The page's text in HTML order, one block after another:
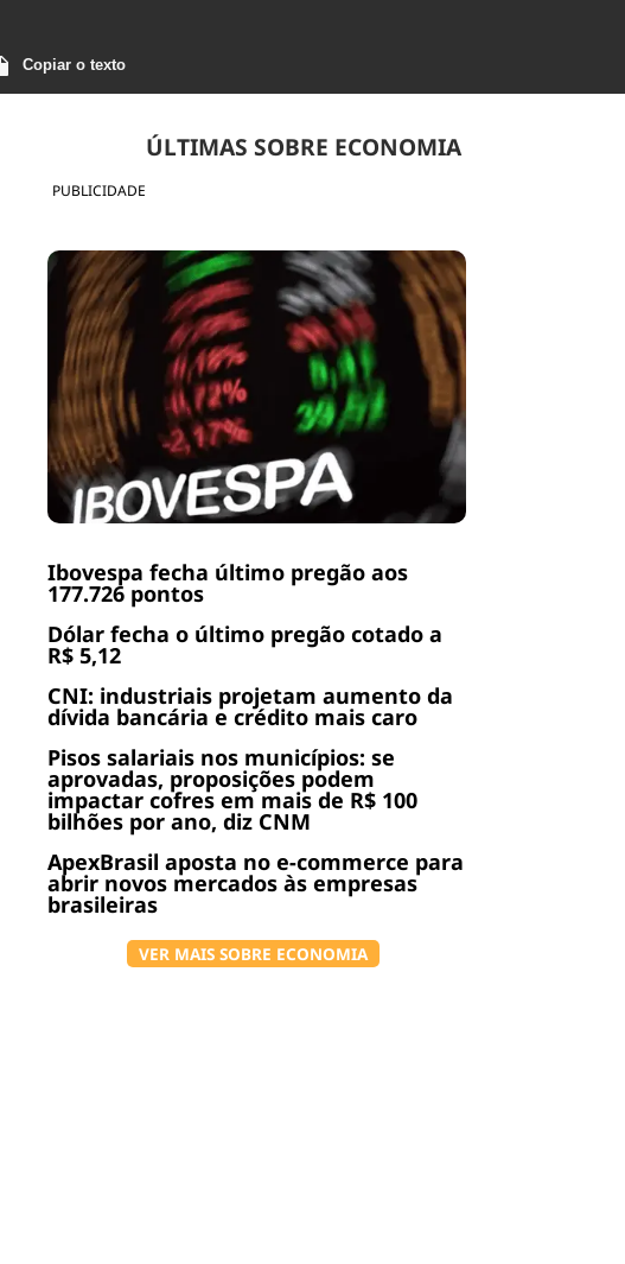
Copiar o texto
PUBLICIDADE
ÚLTIMAS SOBRE ECONOMIA
Ibovespa fecha último pregão aos
177.726 pontos
Dólar fecha o último pregão cotado a
R$ 5,12
CNI: industriais projetam aumento da
dívida bancária e crédito mais caro
Pisos salariais nos municípios: se
aprovadas, proposições podem
impactar cofres em mais de R$ 100
bilhões por ano, diz CNM
ApexBrasil aposta no e-commerce para
abrir novos mercados às empresas
brasileiras
VER MAIS SOBRE ECONOMIA